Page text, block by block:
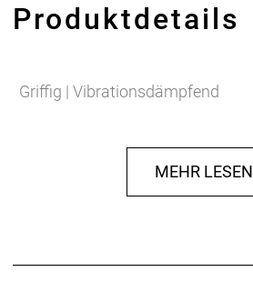
Produktdetails
Griffig | Vibrationsdämpfend
MEHR LESEN